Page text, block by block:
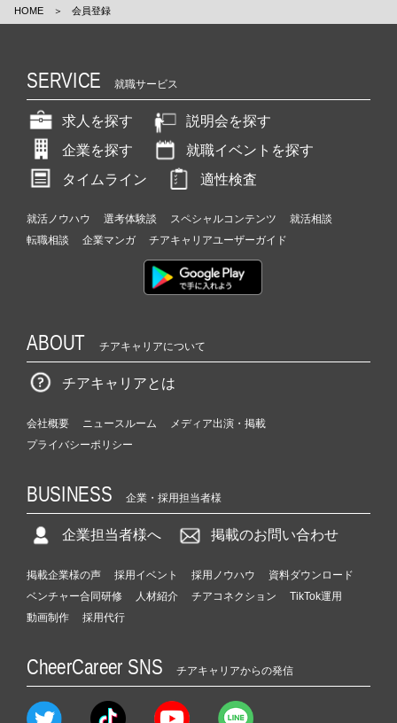
HOME ＞ 会員登録
SERVICE 就職サービス
求人を探す
説明会を探す
企業を探す
就職イベントを探す
タイムライン
適性検査
就活ノウハウ 選考体験談 スペシャルコンテンツ
就活相談
転職相談
企業マンガ チアキャリアユーザーガイド
ABOUT チアキャリアについて
チアキャリアとは
会社概要 ニュースルーム
メディア出演・掲載
プライバシーポリシー
BUSINESS 企業・採用担当者様
企業担当者様へ 掲載のお問い合わせ
掲載企業様の声 採用イベント 採用ノウハウ
資料ダウンロード
ベンチャー合同研修
人材紹介 チアコネクション
TikTok運用
動画制作
採用代行
CheerCareer SNS チアキャリアからの発信